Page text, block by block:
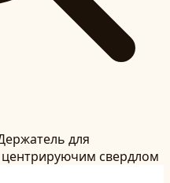
для
свердлом